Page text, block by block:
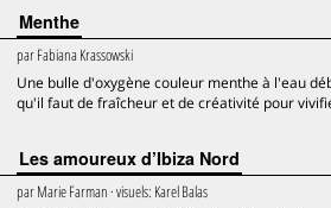
Menthe
parFabiana Krassowski
Une bulle d'oxygène couleur menthe à l'eau
qu'il faut de fraîcheur et de créativité pour
Les amoureux d’Ibiza Nord
parMarie Farman · visuels: Karel Balas